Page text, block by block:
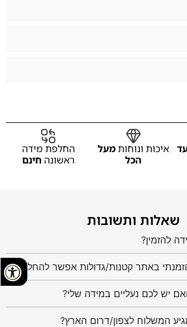
איכות ונוחותמעל
הכל
החלפת מידה
ראשונה חינם
שאלות ותשובות
להזמין?
באתר קטנות/גדולות אפשר להחליף?
המשלוח לצפון/דרום הארץ?